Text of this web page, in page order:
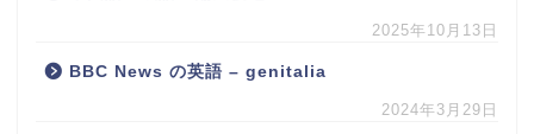
2025年10月13日
BBC News の英語 – genitalia
2024年3月29日